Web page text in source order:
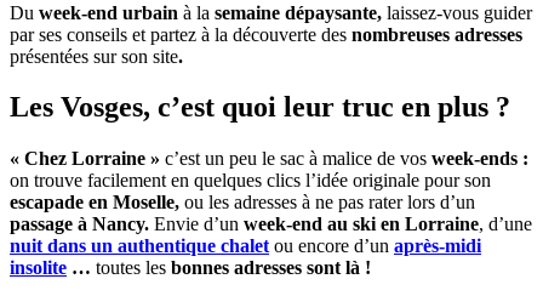
Du week-end urbain à la semaine dépaysante, laissez-vous guider
par ses conseils et partez à la découverte des nombreuses adresses
présentées sur son site.
Les Vosges, c’est quoi leur truc en plus ?
« Chez Lorraine » c’est un peu le sac à malice de vos week-ends :
on trouve facilement en quelques clics l’idée originale pour son
escapade en Moselle, ou les adresses à ne pas rater lors d’un
passage à Nancy. Envie d’un week-end au ski en Lorraine, d’une
nuit dans un authentique chalet ou encore d’un après-midi
insolite … toutes les bonnes adresses sont là !